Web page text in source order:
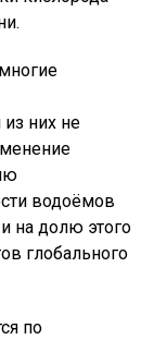
них не
водоёмов
на долю этого
глобального
по